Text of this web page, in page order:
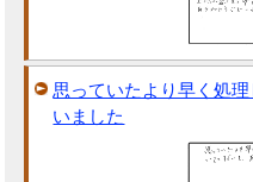
思っていたより早く処
いました